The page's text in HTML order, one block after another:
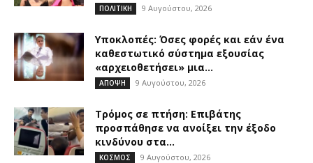
ΠΟΛΙΤΙΚΗ 9 Αυγούστου, 2026
Υποκλοπές: Όσες φορές και εάν ένα
καθεστωτικό σύστημα εξουσίας
«αρχειοθετήσει» μια...
ΑΠΟΨΗ 9 Αυγούστου, 2026
Τρόμος σε πτήση: Επιβάτης
προσπάθησε να ανοίξει την έξοδο
κινδύνου στα...
ΚΟΣΜΟΣ 9 Αυγούστου, 2026